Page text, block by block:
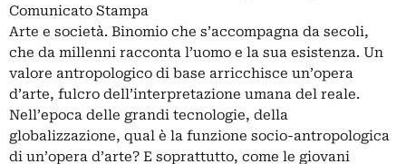
Comunicato Stampa
Arte e società. Binomio che s’accompagna da secoli,
che da millenni racconta l’uomo e la sua esistenza. Un
valore antropologico di base arricchisce un’opera
d’arte, fulcro dell’interpretazione umana del reale.
Nell’epoca delle grandi tecnologie, della
globalizzazione, qual è la funzione socio-antropologica
di un’opera d’arte? E soprattutto, come le giovani